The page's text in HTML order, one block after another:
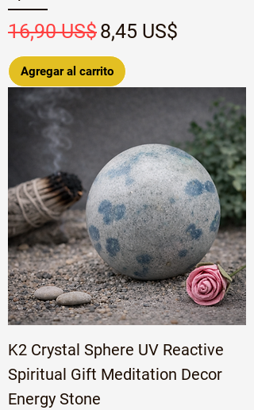
Precio
16,90 US$Precio de oferta
8,45 US$
Agregar al carrito
K2 Crystal Sphere UV Reactive
Spiritual Gift Meditation Decor
Energy Stone